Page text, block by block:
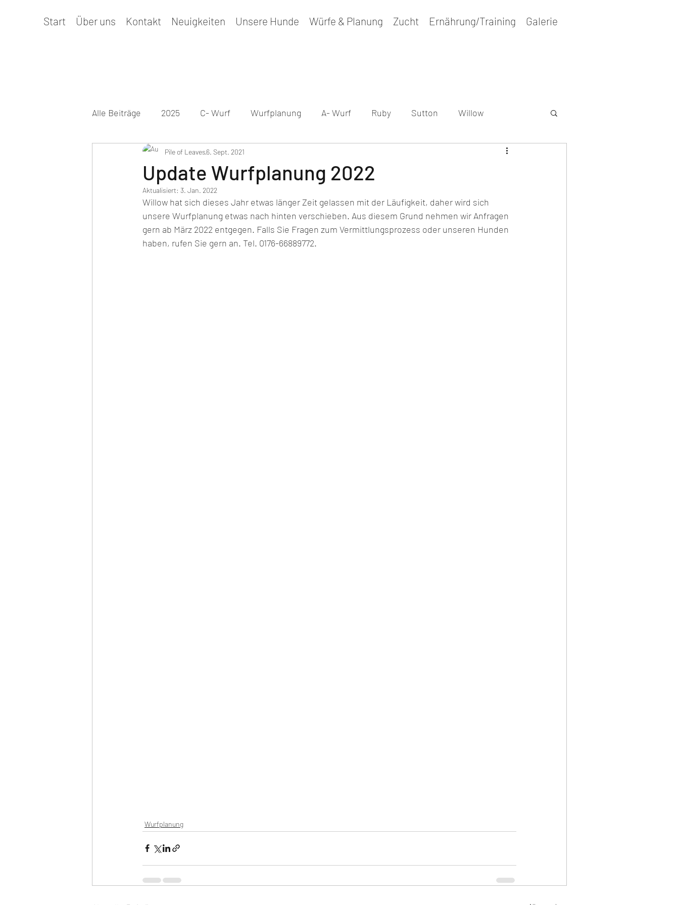
Start Über uns Kontakt Neuigkeiten Unsere Hunde Würfe & Planung Zucht Ernährung/Training Galerie
Alle Beiträge 2025 C- Wurf Wurfplanung A- Wurf Ruby Sutton Willow
Prüfungen & Termine Gesundheitsergebnisse Wesenstest
D-Wurf
Update Wurfplanung 2022
Pile of Leaves6. Sept. 2021
Aktualisiert: 3. Jan. 2022
Willow hat sich dieses Jahr etwas länger Zeit gelassen mit der Läufigkeit, daher wird sich
unsere Wurfplanung etwas nach hinten verschieben. Aus diesem Grund nehmen wir Anfragen
gern ab März 2022 entgegen. Falls Sie Fragen zum Vermittlungsprozess oder unseren Hunden
haben, rufen Sie gern an. Tel. 0176-66889772.
Wurfplanung